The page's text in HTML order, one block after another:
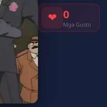
❤ 0
Mga Gusto